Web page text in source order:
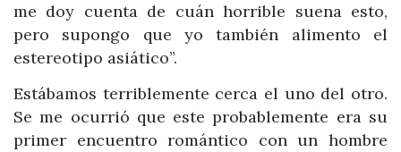
me doy cuenta de cuán horrible suena esto,
pero supongo que yo también alimento el
estereotipo asiático”.
Estábamos terriblemente cerca el uno del otro.
Se me ocurrió que este probablemente era su
primer encuentro romántico con un hombre